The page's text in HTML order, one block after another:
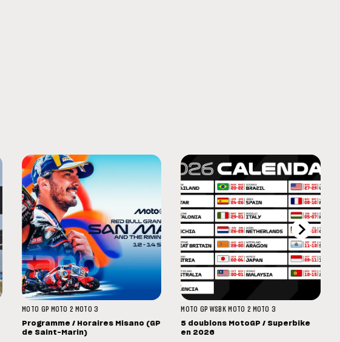
MOTO GP MOTO 2 MOTO 3
Programme / Horaires Misano (GP
de Saint-Marin)
MOTO GP WSBK MOTO 2 MOTO 3
5 doublons MotoGP / Superbike
en 2026